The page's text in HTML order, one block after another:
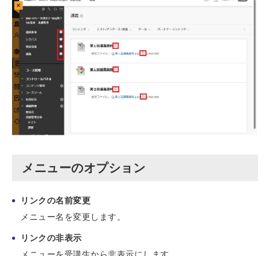
メニューのオプション
リンクの名前変更
メニュー名を変更します。
リンクの非表示